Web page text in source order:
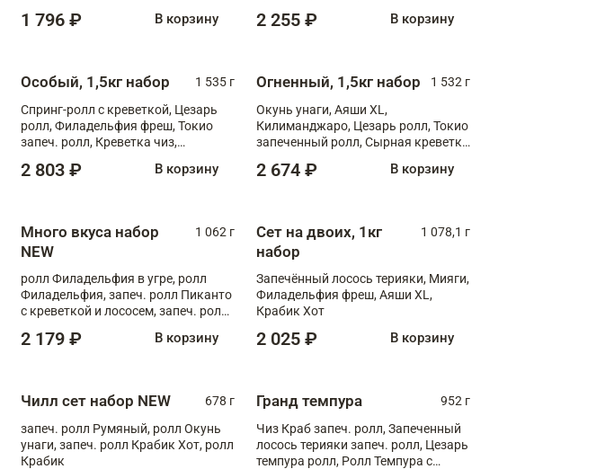
1 796 ₽ В корзину
XL, запеч. ролл Крабик Хот
2 255 ₽ В корзину
Особый, 1,5кг набор
1 535 г
Спринг-ролл с креветкой, Цезарь
ролл, Филадельфия фреш, Токио
запеч. ролл, Креветка чиз,
Флорида
2 803 ₽ В корзину
Огненный, 1,5кг набор
1 532 г
Окунь унаги, Аяши XL,
Килиманджаро, Цезарь ролл, Токио
запеченный ролл, Сырная креветка
2 674 ₽ В корзину
Много вкуса набор
NEW
1 062 г
ролл Филадельфия в угре, ролл
Филадельфия, запеч. ролл Пиканто
с креветкой и лососем, запеч. ролл
2 179 ₽ В корзину
Сет на двоих, 1кг
набор
1 078,1 г
Запечённый лосось терияки, Мияги,
Филадельфия фреш, Аяши XL,
Крабик Хот
2 025 ₽ В корзину
Чилл сет набор NEW
678 г
запеч. ролл Румяный, ролл Окунь
унаги, запеч. ролл Крабик Хот, ролл
Крабик
Гранд темпура
952 г
Чиз Краб запеч. ролл, Запеченный
лосось терияки запеч. ролл, Цезарь
темпура ролл, Ролл Темпура с